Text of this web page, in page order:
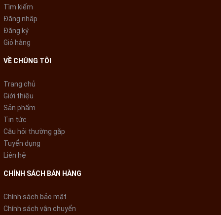
thoải mái và tiện lợi cho người sử dụng.
Chế độ Làm Lạnh Nhanh Turbo
Chế độ Turbo giúp điều hòa Casper SH-09FS32 làm lạnh nhanh
chóng và hiệu quả chỉ trong 30 giây, đem lại cảm giác mát lạnh
ngay lập tức cho không gian sống của bạn.
Tìm kiếm
Đăng nhập
Đăng ký
Giỏ hàng
VỀ CHÚNG TÔI
Trang chủ
Giới thiệu
Sản phẩm
Tin tức
Câu hỏi thường gặp
Tuyển dụng
Liên hệ
CHÍNH SÁCH BÁN HÀNG
Chính sách bảo mật
Chính sách vận chuyển